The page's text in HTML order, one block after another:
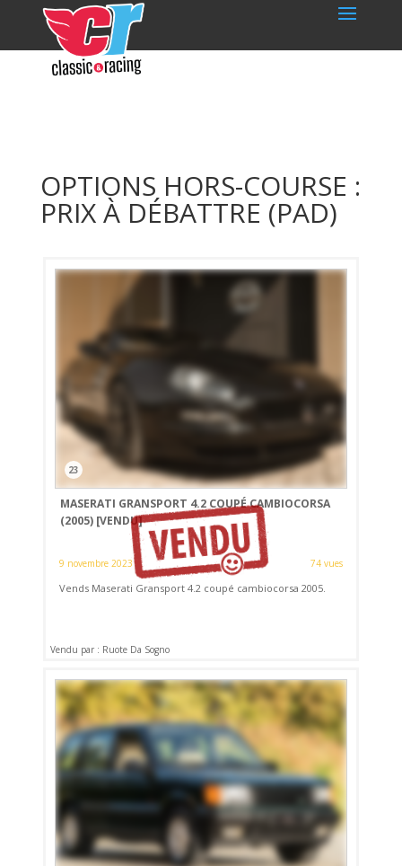
OPTIONS HORS-COURSE :
PRIX À DÉBATTRE (PAD)
23
MASERATI GRANSPORT 4.2 COUPÉ CAMBIOCORSA
(2005) [VENDU]
9 novembre 2023 74 vues
Vends Maserati Gransport 4.2 coupé cambiocorsa 2005.
Vendu par : Ruote Da Sogno